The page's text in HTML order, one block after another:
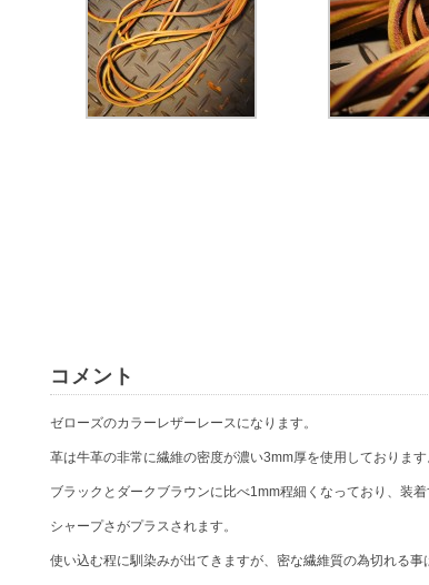
コメント
ゼローズのカラーレザーレースになります。
革は牛革の非常に繊維の密度が濃い3mm厚を使用しております
ブラックとダークブラウンに比べ1mm程細くなっており、装
シャープさがプラスされます。
使い込む程に馴染みが出てきますが、密な繊維質の為切れる事